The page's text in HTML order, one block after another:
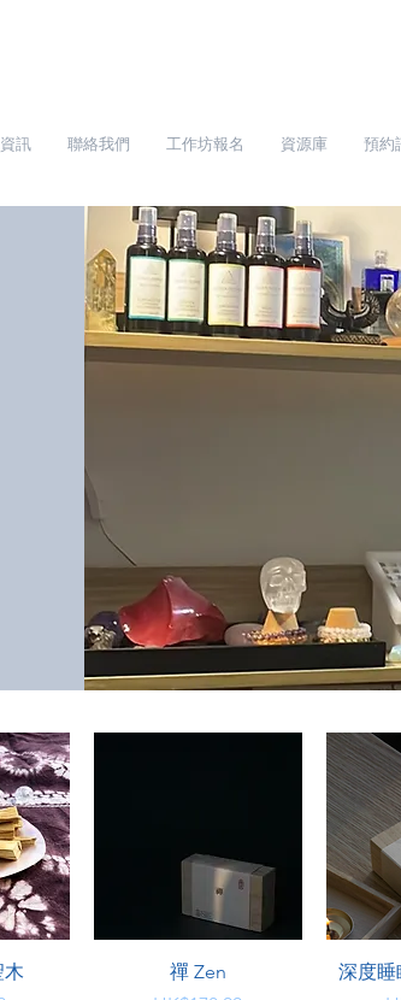
訊 聯絡我們 工作坊報名 資源庫 預約
快速瀏覽
禪 Zen
深度睡